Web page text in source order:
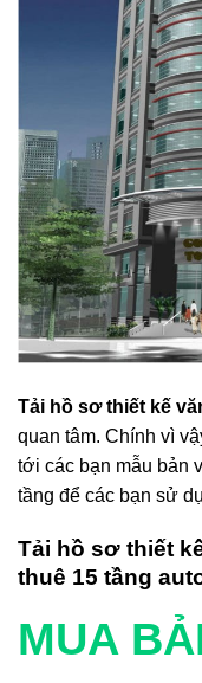
Tải hồ sơ thiết kế
quan tâm. Chính vì
tới các bạn mẫu bản
tầng để các bạn sử
Tải hồ sơ thiết
thuê 15 tầng
MUA